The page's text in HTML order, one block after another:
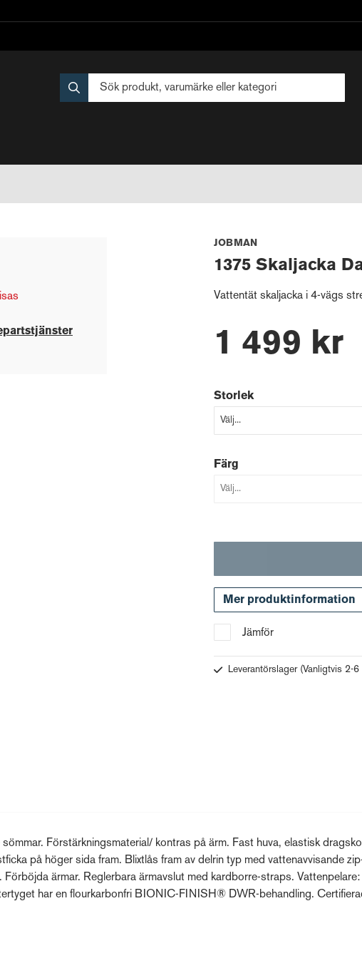
JOBMAN
1375 Skaljacka
Vattentät skaljacka i 4-vägs
1 499 kr
Storlek
Färg
Mer produktinformation
Jämför
Leverantörslager (Vanligtvis 2-
Förstärkningsmaterial/ kontras på ärm. Fast huva, elastisk
på höger sida fram. Blixtlås fram av delrin typ med vattenavvisande
ärmar. Reglerbara ärmavslut med kardborre-straps. Vattenpelare:
har en flourkarbonfri BIONIC-FINISH® DWR-behandling.